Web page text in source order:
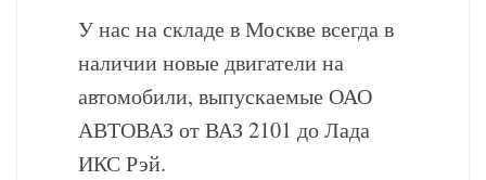
У нас на складе в Москве всегда в
наличии новые двигатели на
автомобили, выпускаемые ОАО
АВТОВАЗ от ВАЗ 2101 до Лада
ИКС Рэй.